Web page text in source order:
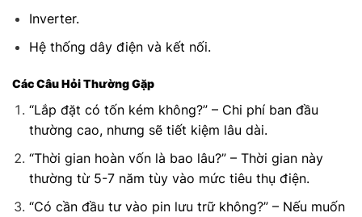
Inverter.
Hệ thống dây điện và kết nối.
Các Câu Hỏi Thường Gặp
“Lắp đặt có tốn kém không?” – Chi phí ban đầu
thường cao, nhưng sẽ tiết kiệm lâu dài.
“Thời gian hoàn vốn là bao lâu?” – Thời gian này
thường từ 5-7 năm tùy vào mức tiêu thụ điện.
“Có cần đầu tư vào pin lưu trữ không?” – Nếu muốn